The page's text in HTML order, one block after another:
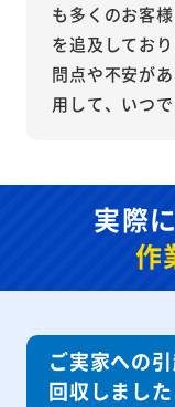
も多くのお客
を追及してお
問点や不安が
用して、いつ
実際
作
ご実家への
回収しました